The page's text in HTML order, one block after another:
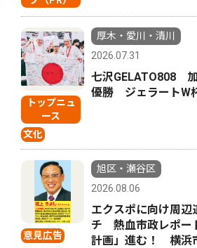
トップニュ
ース
文化
厚木・愛川・清川
2026.07.31
七沢GELATO808
優勝 ジェラートW
意見広告
旭区・瀬谷区
2026.08.06
エクスポに向け周辺
チ 熱血市政レポー
計画」進む！ 横浜